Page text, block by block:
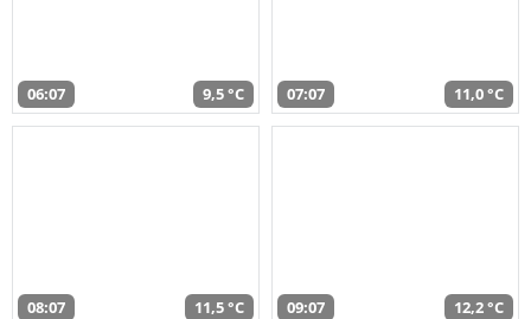
06:07 9,5 °C 07:07 11,0 °C
08:07 11,5 °C 09:07 12,2 °C